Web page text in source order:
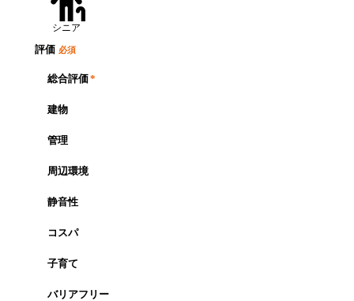
シニア
評価 必須
総合評価*
建物
管理
周辺環境
静音性
コスパ
子育て
バリアフリー